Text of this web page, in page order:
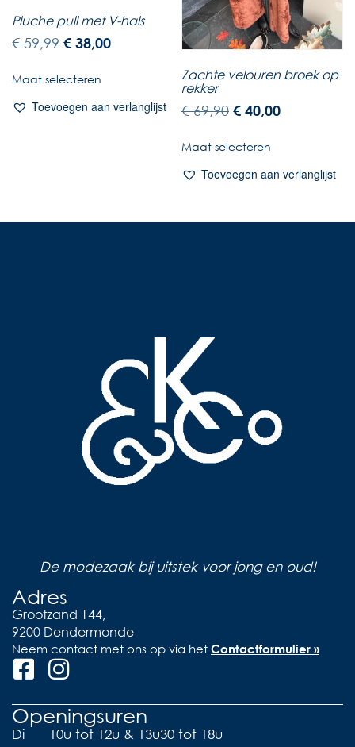
Pluche pull met V-hals
€59,99 € 38,00
Maat selecteren
Toevoegen aan verlanglijst
Zachte velouren broek op
rekker
€69,90 € 40,00
Maat selecteren
Toevoegen aan verlanglijst
De modezaak bij uitstek voor jong en oud!
Adres
Grootzand 144,
9200 Dendermonde
Neem contact met ons op via het Contactformulier »
Openingsuren
Di
10u tot 12u & 13u30 tot 18u